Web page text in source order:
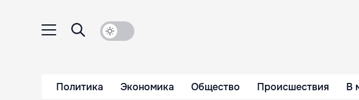
Политика Экономика Общество Происшествия В